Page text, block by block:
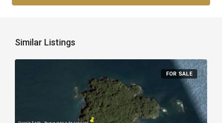
Similar Listings
FOR SALE